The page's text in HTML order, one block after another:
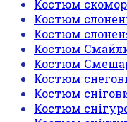
Костюм
Костюм
Костюм
Костюм
Костюм
Костюм
Костюм
Костюм